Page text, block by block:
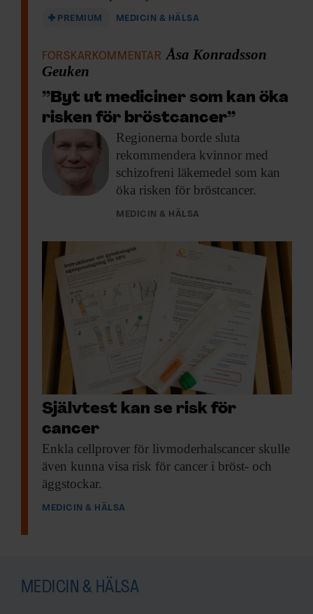
PREMIUM MEDICIN & HÄLSA
FORSKARKOMMENTAR Åsa Konradsson
Geuken
”Byt ut mediciner som kan öka
risken för bröstcancer”
Regionerna borde sluta
rekommendera kvinnor med
schizofreni läkemedel som kan
öka risken för bröstcancer.
MEDICIN & HÄLSA
Självtest kan se risk för
cancer
Enkla cellprover för livmoderhalscancer skulle
även kunna visa risk för cancer i bröst- och
äggstockar.
MEDICIN & HÄLSA
MEDICIN & HÄLSA